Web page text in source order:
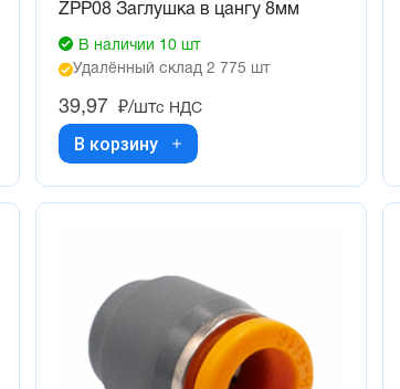
ZPP08 Заглушка в цангу 8мм
В наличии 10 шт
Удалённый склад 2 775 шт
39,97 ₽/штс НДС
В корзину